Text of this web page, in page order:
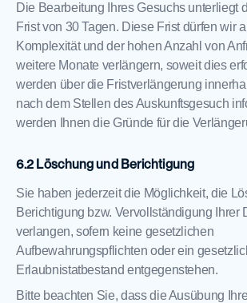
Die Bearbeitung Ihres Gesuchs unterliegt
Frist von 30 Tagen. Diese Frist dürfen wir
Komplexität und der hohen Anzahl von
weitere Monate verlängern, soweit dies
werden über die Fristverlängerung
nach dem Stellen des Auskunftsgesuch
werden Ihnen die Gründe für die
Löschung und Berichtigung
Sie haben jederzeit die Möglichkeit, die
Berichtigung bzw. Vervollständigung Ihrer
verlangen, sofern keine gesetzlichen
Aufbewahrungspflichten oder ein
Erlaubnistatbestand entgegenstehen.
Bitte beachten Sie, dass die Ausübung